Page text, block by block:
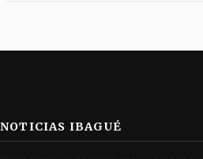
NOTICIAS IBAGUÉ